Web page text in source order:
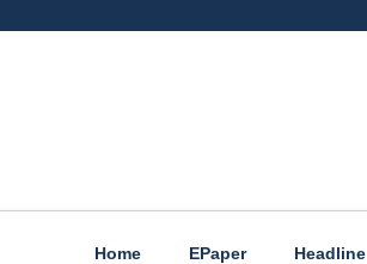
Home EPaper Headline